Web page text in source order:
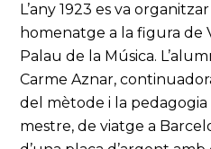
L’any 1923 es va
homenatge a la figura de
Palau de la Música.
Carme Aznar,
del mètode i la pedagogia
mestre, de viatge a